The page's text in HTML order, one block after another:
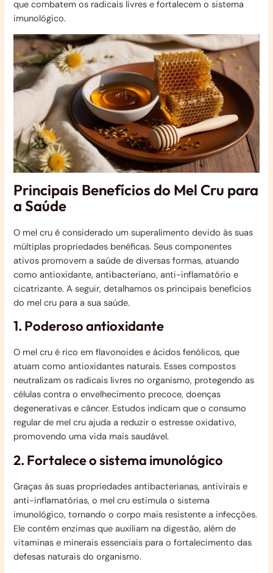
que combatem os radicais livres e fortalecem o sistema
imunológico.
Principais Benefícios do Mel Cru para
a Saúde
O mel cru é considerado um superalimento devido às suas
múltiplas propriedades benéficas. Seus componentes
ativos promovem a saúde de diversas formas, atuando
como antioxidante, antibacteriano, anti-inflamatório e
cicatrizante. A seguir, detalhamos os principais benefícios
do mel cru para a sua saúde.
1. Poderoso antioxidante
O mel cru é rico em flavonoides e ácidos fenólicos, que
atuam como antioxidantes naturais. Esses compostos
neutralizam os radicais livres no organismo, protegendo as
células contra o envelhecimento precoce, doenças
degenerativas e câncer. Estudos indicam que o consumo
regular de mel cru ajuda a reduzir o estresse oxidativo,
promovendo uma vida mais saudável.
2. Fortalece o sistema imunológico
Graças às suas propriedades antibacterianas, antivirais e
anti-inflamatórias, o mel cru estimula o sistema
imunológico, tornando o corpo mais resistente a infecções.
Ele contém enzimas que auxiliam na digestão, além de
vitaminas e minerais essenciais para o fortalecimento das
defesas naturais do organismo.